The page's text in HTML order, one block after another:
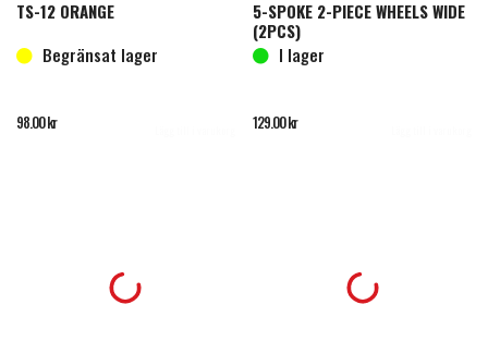
TS-12 ORANGE
Begränsat lager
98.00kr
5-SPOKE 2-PIECE WHEELS WIDE
(2PCS)
I lager
129.00kr